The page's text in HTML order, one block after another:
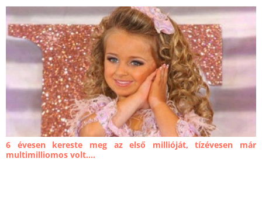
6 évesen kereste meg az első millióját, tízévesen már
multimilliomos volt....